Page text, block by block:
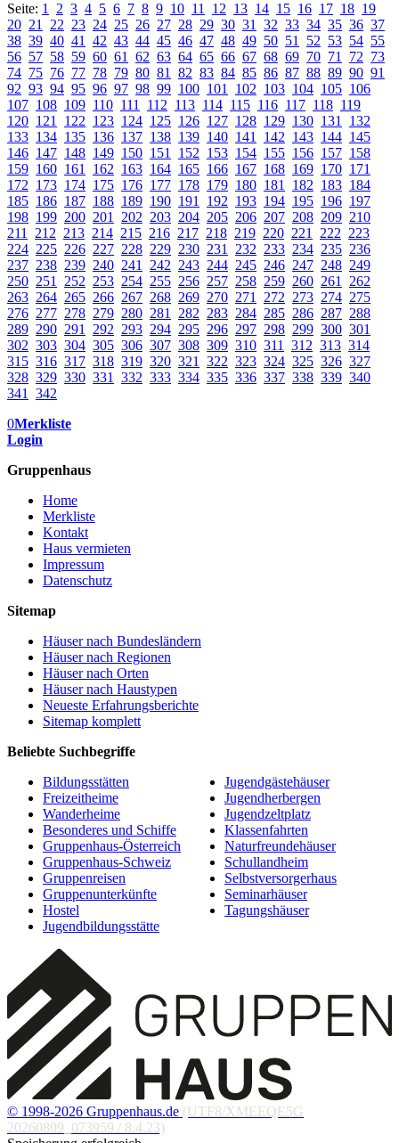
Seite: 1 2 3 4 5 6 7 8 9 10 11 12 13 14 15 16 17 18 19
20 21 22 23 24 25 26 27 28 29 30 31 32 33 34 35 36 37
38 39 40 41 42 43 44 45 46 47 48 49 50 51 52 53 54 55
56 57 58 59 60 61 62 63 64 65 66 67 68 69 70 71 72 73
74 75 76 77 78 79 80 81 82 83 84 85 86 87 88 89 90 91
92 93 94 95 96 97 98 99 100 101 102 103 104 105 106
107 108 109 110 111 112 113 114 115 116 117 118 119
120 121 122 123 124 125 126 127 128 129 130 131
132
133 134 135 136 137 138 139 140 141 142 143 144 145
146 147 148 149 150 151 152 153 154 155 156 157 158
159 160 161 162 163 164 165 166 167 168 169 170 171
172 173 174 175 176 177 178 179 180 181 182 183 184
185 186 187 188 189 190 191 192 193 194 195 196 197
198 199 200 201 202 203 204 205 206 207 208 209 210
211
212 213 214 215 216 217 218 219 220 221 222 223
224 225 226 227 228 229 230 231 232 233 234 235 236
237 238 239 240 241 242 243 244 245 246 247 248 249
250 251 252 253 254 255 256 257 258 259 260 261
262
263 264 265 266 267 268 269 270 271 272 273 274 275
276 277 278 279 280 281 282 283 284 285 286 287 288
289 290 291 292 293 294 295 296 297 298 299 300 301
302 303 304 305 306 307 308 309 310 311 312 313 314
315 316 317 318 319 320 321 322 323 324 325 326 327
328 329 330 331 332 333 334 335 336 337 338 339 340
341
342
0Merkliste
Login
Gruppenhaus
Home
Merkliste
Kontakt
Haus vermieten
Impressum
Datenschutz
Sitemap
Häuser nach Bundesländern
Häuser nach Regionen
Häuser nach Orten
Häuser nach Haustypen
Neueste Erfahrungsberichte
Sitemap komplett
Beliebte Suchbegriffe
Bildungsstätten
Freizeitheime
Wanderheime
Besonderes und Schiffe
Gruppenhaus-Österreich
Gruppenhaus-Schweiz
Gruppenreisen
Gruppenunterkünfte
Hostel
Jugendbildungsstätte
Jugendgästehäuser
Jugendherbergen
Jugendzeltplatz
Klassenfahrten
Naturfreundehäuser
Schullandheim
Selbstversorgerhaus
Seminarhäuser
Tagungshäuser
© 1998-2026 Gruppenhaus.de (UTF8/XMEEQE5G
20260809_073959 / 8.4.23)